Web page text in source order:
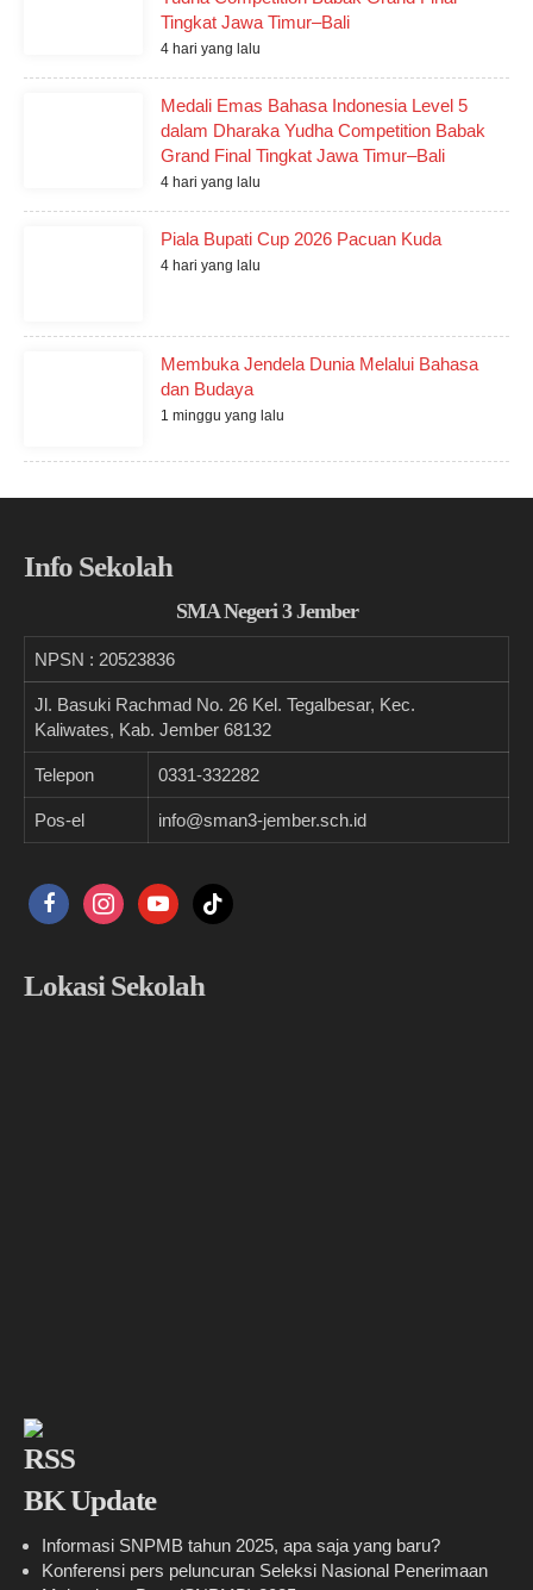
Tingkat Jawa Timur–Bali
4 hari yang lalu
Medali Emas Bahasa Indonesia Level 5
dalam Dharaka Yudha Competition Babak
Grand Final Tingkat Jawa Timur–Bali
4 hari yang lalu
Piala Bupati Cup 2026 Pacuan Kuda
4 hari yang lalu
Membuka Jendela Dunia Melalui Bahasa
dan Budaya
1 minggu yang lalu
Info Sekolah
SMA Negeri 3 Jember
NPSN : 20523836
Jl. Basuki Rachmad No. 26 Kel. Tegalbesar, Kec.
Kaliwates, Kab. Jember 68132
Telepon 0331-332282
Pos-el info@sman3-jember.sch.id
facebookinstagramyoutubetiktok
Lokasi Sekolah
BK Update
Informasi SNPMB tahun 2025, apa saja yang baru?
Konferensi pers peluncuran Seleksi Nasional Penerimaan